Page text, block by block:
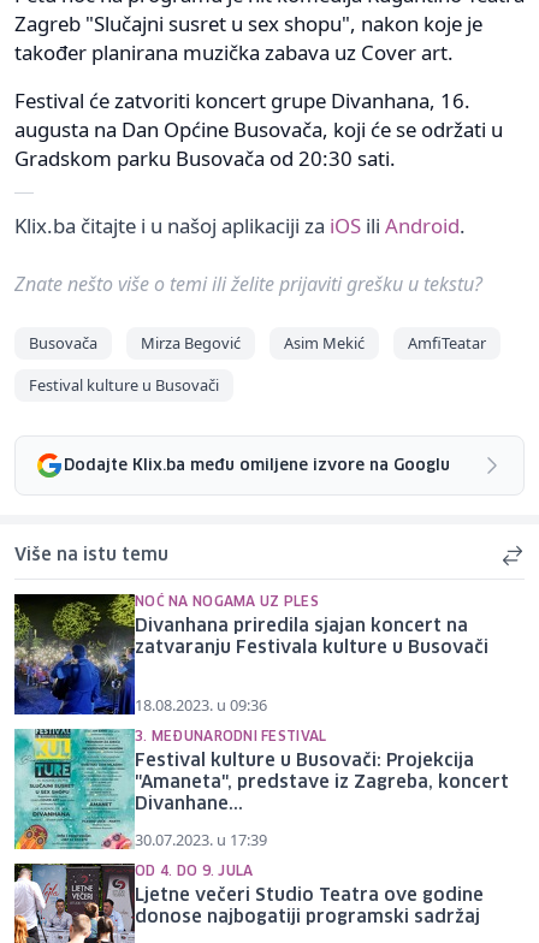
Zagreb "Slučajni susret u sex shopu", nakon koje je
također planirana muzička zabava uz Cover art.
Festival će zatvoriti koncert grupe Divanhana, 16.
augusta na Dan Općine Busovača, koji će se održati u
Gradskom parku Busovača od 20:30 sati.
Klix.ba čitajte i u našoj aplikaciji za iOS ili Android.
Znate nešto više o temi ili želite prijaviti grešku u tekstu?
Busovača Mirza Begović Asim Mekić
AmfiTeatar
Festival kulture u Busovači
Dodajte Klix.ba među omiljene izvore na Googlu
Više na istu temu
NOĆ NA NOGAMA UZ PLES
Divanhana priredila sjajan koncert na
zatvaranju Festivala kulture u Busovači
18.08.2023. u 09:36
3. MEĐUNARODNI FESTIVAL
Festival kulture u Busovači: Projekcija
"Amaneta", predstave iz Zagreba, koncert
Divanhane...
30.07.2023. u 17:39
OD 4. DO 9. JULA
Ljetne večeri Studio Teatra ove godine
donose najbogatiji programski sadržaj